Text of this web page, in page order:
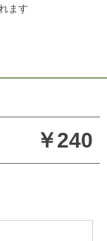
ます
￥240